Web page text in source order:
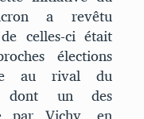
a revêtu
celles-ci était
élections
au rival du
dont un des